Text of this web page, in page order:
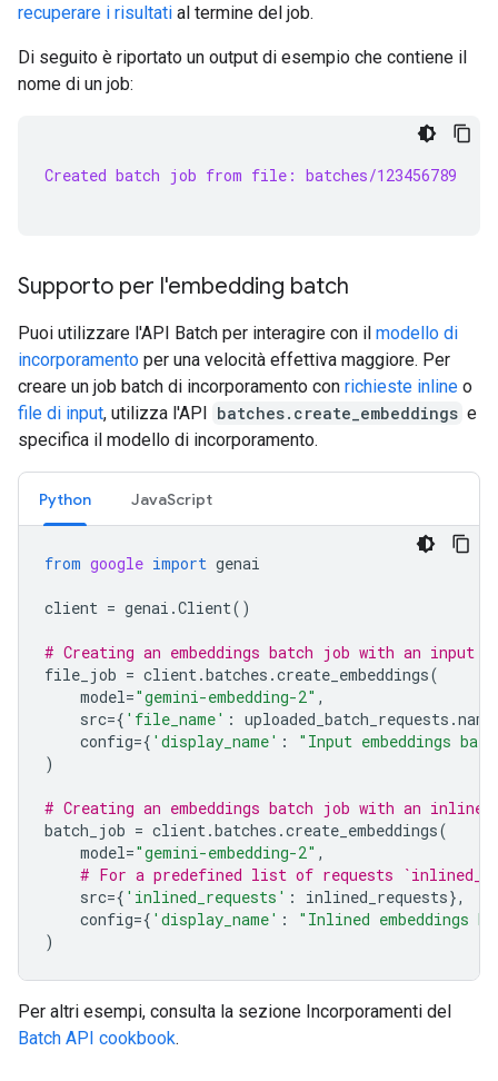
recuperare i risultati al termine del job.
Di seguito è riportato un output di esempio che contiene il
nome di un job:
Created batch job from file: batches/123456789
Supporto per l'embedding batch
Puoi utilizzare l'API Batch per interagire con il modello di
incorporamento per una velocità effettiva maggiore. Per
creare un job batch di incorporamento con richieste inline o
file di input, utilizza l'API batches.create_embeddings e
specifica il modello di incorporamento.
Python JavaScript
from google import genai
client = genai .Client()
# Creating an embeddings batch job with an input
file_job = client.batches .create_embeddings(
model="gemini-embedding-2" ,
src={ 'file_name' : uploaded_batch_requests .name
config={ 'display_name' :
"Input embeddings
)
# Creating an embeddings batch job with an inline
batch_job = client.batches .create_embeddings(
model="gemini-embedding-2" ,
# For a predefined list of requests
src={ 'inlined_requests' : inlined_requests},
config={ 'display_name' :
"Inlined embeddings
)
Per altri esempi, consulta la sezione Incorporamenti del
Batch API cookbook.